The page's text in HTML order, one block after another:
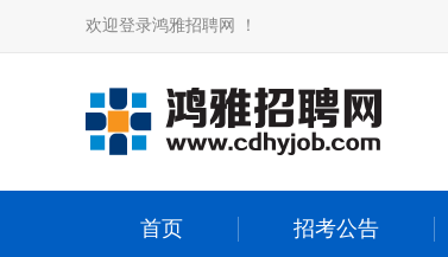
欢迎登录鸿雅招聘网 ！
首页 招考公告